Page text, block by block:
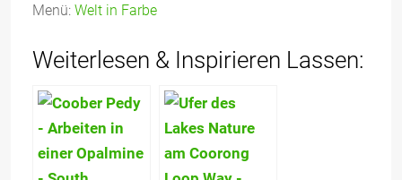
Menü: Welt in Farbe
Weiterlesen & Inspirieren Lassen: